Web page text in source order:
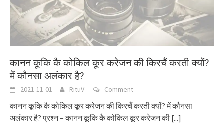
कानन कूकि कै कोकिल कूर करेजन की किरचैं करती क्यों?
में कौनसा अलंकार है?
2021-11-01 RituV Comment
कानन कूकि कै कोकिल कूर करेजन की किरचैं करती क्यों? में कौनसा
अलंकार है? प्रश्न – कानन कूकि कै कोकिल कूर करेजन की [...]